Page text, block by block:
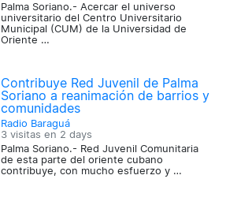
Palma Soriano.- Acercar el universo
universitario del Centro Universitario
Municipal (CUM) de la Universidad de
Oriente …
Contribuye Red Juvenil de Palma
Soriano a reanimación de barrios y
comunidades
Radio Baraguá
3 visitas en 2 days
Palma Soriano.- Red Juvenil Comunitaria
de esta parte del oriente cubano
contribuye, con mucho esfuerzo y …